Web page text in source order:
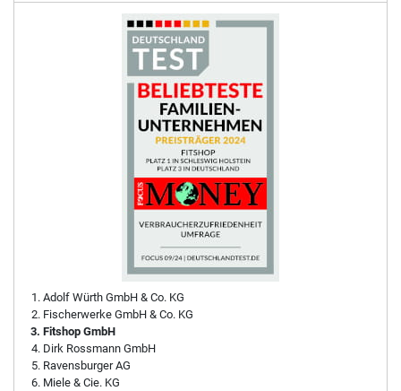
Adolf Würth GmbH & Co. KG
Fischerwerke GmbH & Co. KG
Fitshop GmbH
Dirk Rossmann GmbH
Ravensburger AG
Miele & Cie. KG